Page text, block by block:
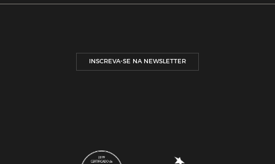
INSCREVA-SE NA NEWSLETTER